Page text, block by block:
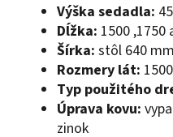
Výška sedadla:
Dĺžka: 1500 ,1750
Šírka: stôl 640 mm
Rozmery lát:
Typ použitého
Úprava kovu:
zinok